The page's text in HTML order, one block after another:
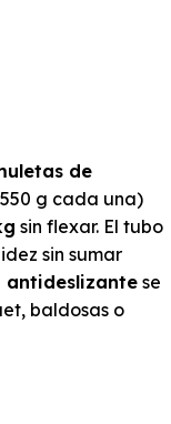
de
g cada una)
sin flexar. El tubo
sin sumar
antideslizantese
baldosas o